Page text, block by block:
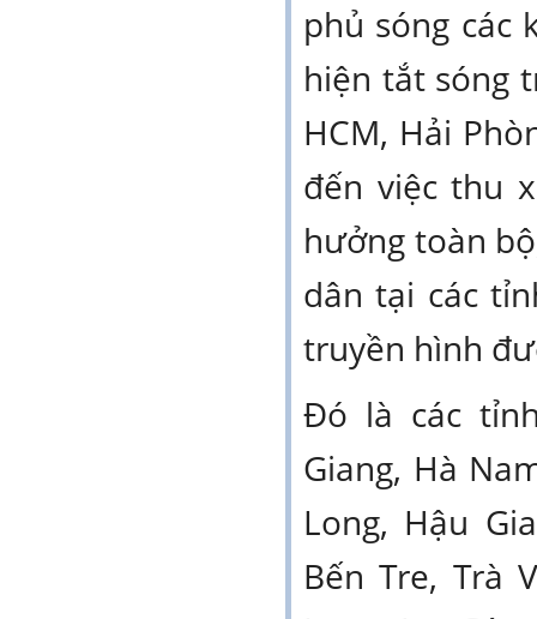
phủ sóng các
hiện tắt sóng
HCM, Hải
đến việc thu
hưởng toàn
dân tại các
truyền hình
Đó là các
Giang, Hà
Long, Hậu
Bến Tre, Trà